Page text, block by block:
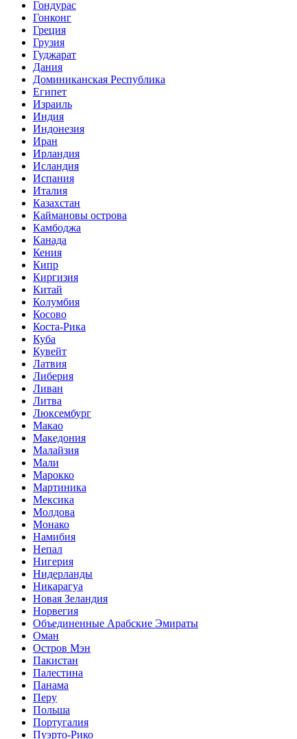
Гондурас
Гонконг
Греция
Грузия
Гуджарат
Дания
Доминиканская Республика
Египет
Израиль
Индия
Индонезия
Иран
Ирландия
Исландия
Испания
Италия
Казахстан
Каймановы острова
Камбоджа
Канада
Кения
Кипр
Киргизия
Китай
Колумбия
Косово
Коста-Рика
Куба
Кувейт
Латвия
Либерия
Ливан
Литва
Люксембург
Макао
Македония
Малайзия
Мали
Марокко
Мартиника
Мексика
Молдова
Монако
Намибия
Непал
Нигерия
Нидерланды
Никарагуа
Новая Зеландия
Норвегия
Объединенные Арабские Эмираты
Оман
Остров Мэн
Пакистан
Палестина
Панама
Перу
Польша
Португалия
Пуэрто-Рико